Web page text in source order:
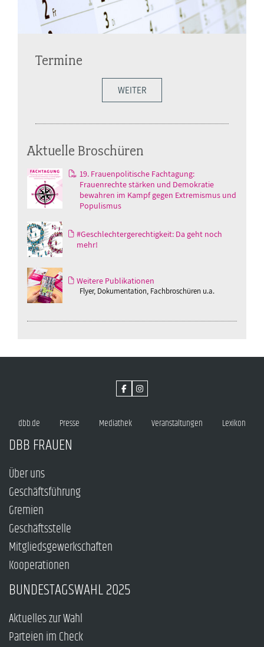
Termine
WEITER
Aktuelle Broschüren
19. Frauenpolitische Fachtagung:
Frauenrechte stärken und Demokratie
bewahren im Kampf gegen Extremismus und
Populismus
#Geschlechtergerechtigkeit: Da geht noch
mehr!
Weitere Publikationen
Flyer, Dokumentation, Fachbroschüren u.a.
dbb.de Presse Mediathek Veranstaltungen Lexikon
DBB FRAUEN
Über uns
Geschäftsführung
Gremien
Geschäftsstelle
Mitgliedsgewerkschaften
Kooperationen
BUNDESTAGSWAHL 2025
Aktuelles zur Wahl
Parteien im Check